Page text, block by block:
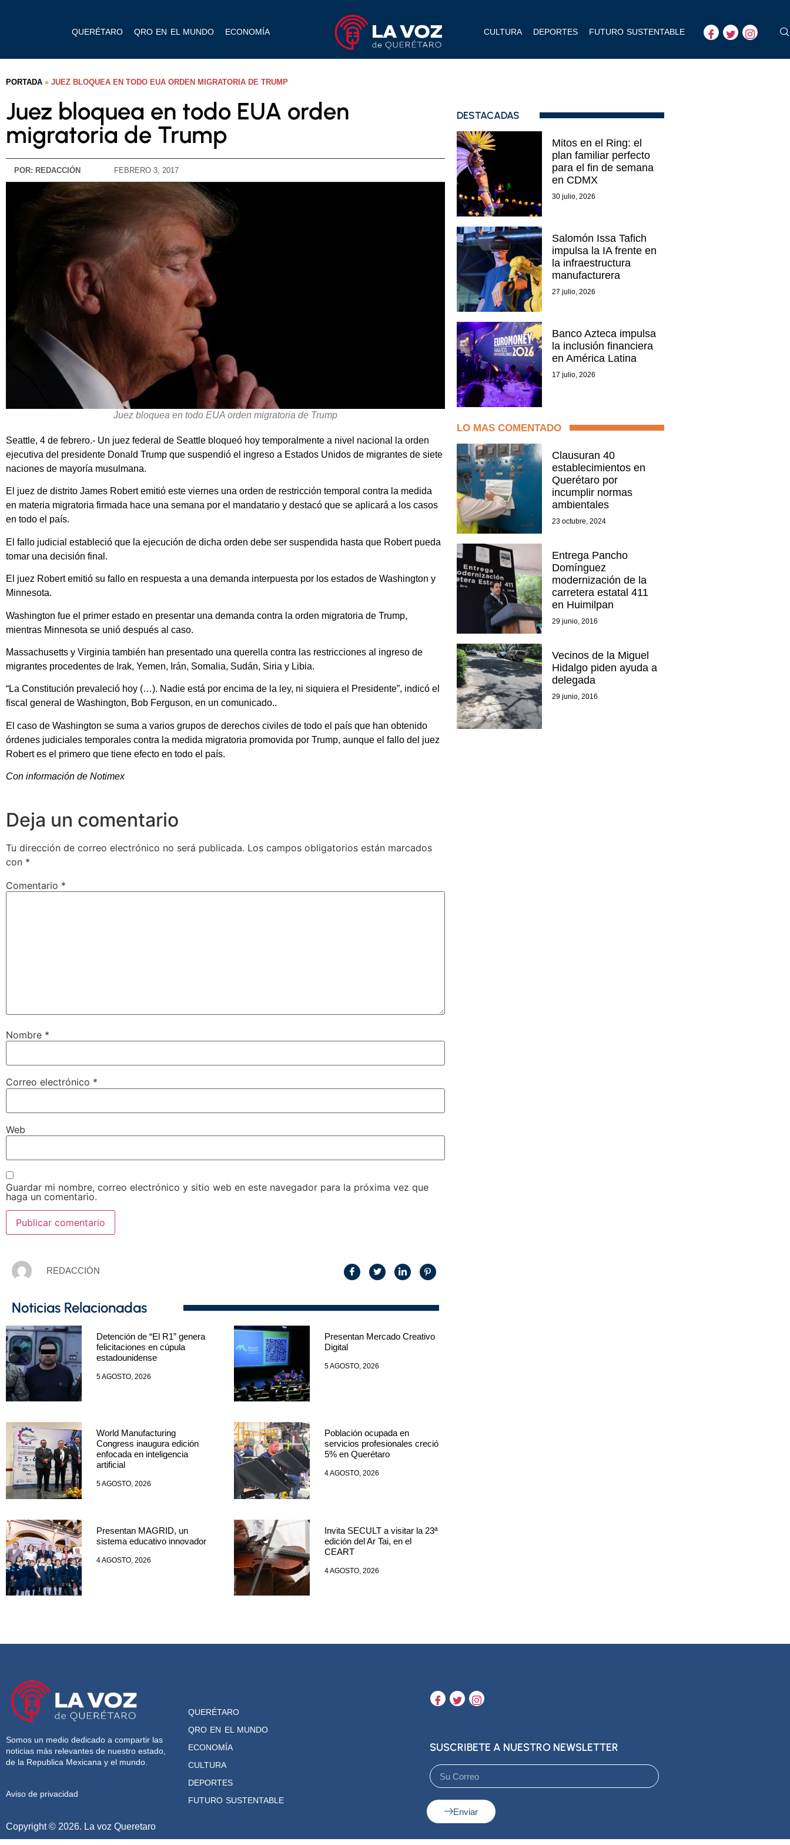
QUERÉTARO QRO EN EL MUNDO ECONOMÍA CULTURA DEPORTES FUTURO SUSTENTABLE
PORTADA » JUEZ BLOQUEA EN TODO EUA ORDEN MIGRATORIA DE TRUMP
Juez bloquea en todo EUA orden
migratoria de Trump
POR: REDACCIÓN FEBRERO 3, 2017
Juez bloquea en todo EUA orden migratoria de Trump
Seattle, 4 de febrero.- Un juez federal de Seattle bloqueó hoy temporalmente a nivel nacional la orden
ejecutiva del presidente Donald Trump que suspendió el ingreso a Estados Unidos de migrantes de siete
naciones de mayoría musulmana.
El juez de distrito James Robert emitió este viernes una orden de restricción temporal contra la medida
en materia migratoria firmada hace una semana por el mandatario y destacó que se aplicará a los casos
en todo el país.
El fallo judicial estableció que la ejecución de dicha orden debe ser suspendida hasta que Robert pueda
tomar una decisión final.
El juez Robert emitió su fallo en respuesta a una demanda interpuesta por los estados de Washington y
Minnesota.
Washington fue el primer estado en presentar una demanda contra la orden migratoria de Trump,
mientras Minnesota se unió después al caso.
Massachusetts y Virginia también han presentado una querella contra las restricciones al ingreso de
migrantes procedentes de Irak, Yemen, Irán, Somalia, Sudán, Siria y Libia.
“La Constitución prevaleció hoy (…). Nadie está por encima de la ley, ni siquiera el Presidente”, indicó el
fiscal general de Washington, Bob Ferguson, en un comunicado..
El caso de Washington se suma a varios grupos de derechos civiles de todo el país que han obtenido
órdenes judiciales temporales contra la medida migratoria promovida por Trump, aunque el fallo del juez
Robert es el primero que tiene efecto en todo el país.
Con información de Notimex
Deja un comentario
Tu dirección de correo electrónico no será publicada. Los campos obligatorios están marcados
con *
Comentario *
Nombre *
Correo electrónico *
Web
Guardar mi nombre, correo electrónico y sitio web en este navegador para la próxima vez que
haga un comentario.
REDACCIÓN
Noticias Relacionadas
Detención de “El R1” genera
felicitaciones en cúpula
estadounidense
5 AGOSTO, 2026
Presentan Mercado Creativo
Digital
5 AGOSTO, 2026
World Manufacturing
Congress inaugura edición
enfocada en inteligencia
artificial
5 AGOSTO, 2026
Población ocupada en
servicios profesionales creció
5% en Querétaro
4 AGOSTO, 2026
Presentan MAGRID, un
sistema educativo innovador
4 AGOSTO, 2026
Invita SECULT a visitar la 23ª
edición del Ar Tai, en el
CEART
4 AGOSTO, 2026
DESTACADAS
Mitos en el Ring: el
plan familiar perfecto
para el fin de semana
en CDMX
30 julio, 2026
Salomón Issa Tafich
impulsa la IA frente en
la infraestructura
manufacturera
27 julio, 2026
Banco Azteca impulsa
la inclusión financiera
en América Latina
17 julio, 2026
LO MAS COMENTADO
Clausuran 40
establecimientos en
Querétaro por
incumplir normas
ambientales
23 octubre, 2024
Entrega Pancho
Domínguez
modernización de la
carretera estatal 411
en Huimilpan
29 junio, 2016
Vecinos de la Miguel
Hidalgo piden ayuda a
delegada
29 junio, 2016
Somos un medio dedicado a compartir las
noticias más relevantes de nuestro estado,
de la Republica Mexicana y el mundo.
Aviso de privacidad
Copyright © 2026. La voz Queretaro
QUERÉTARO
QRO EN EL MUNDO
ECONOMÍA
CULTURA
DEPORTES
FUTURO SUSTENTABLE
SUSCRIBETE A NUESTRO NEWSLETTER
Enviar